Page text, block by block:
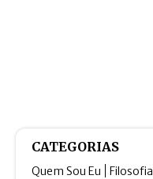
CATEGORIAS
Quem Sou Eu Filosofia